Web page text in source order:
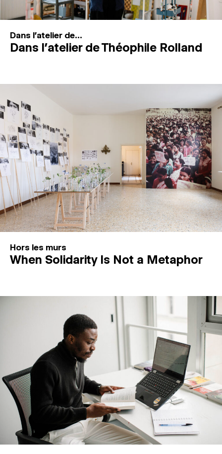
Dans l'atelier de...
Dans l’atelier de Théophile Rolland
Hors les murs
When Solidarity Is Not a Metaphor